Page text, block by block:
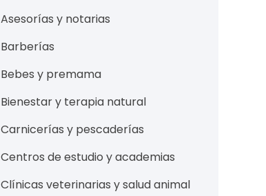
Asesorías y notarias
Barberías
Bebes y premama
Bienestar y terapia natural
Carnicerías y pescaderías
Centros de estudio y academias
Clínicas veterinarias y salud animal